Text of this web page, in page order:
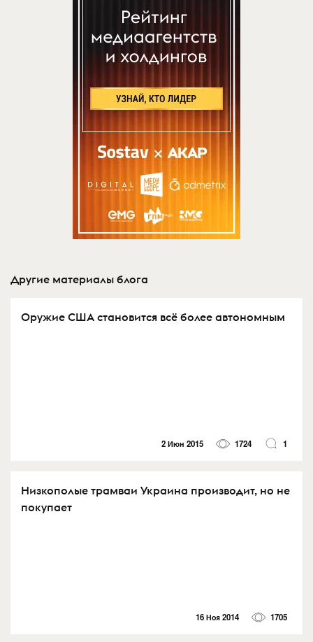
Другие материалы блога
Оружие США становится всё более автономным
2 Июн 2015 1724 1
Низкополые трамваи Украина производит, но не
покупает
16 Ноя 2014 1705